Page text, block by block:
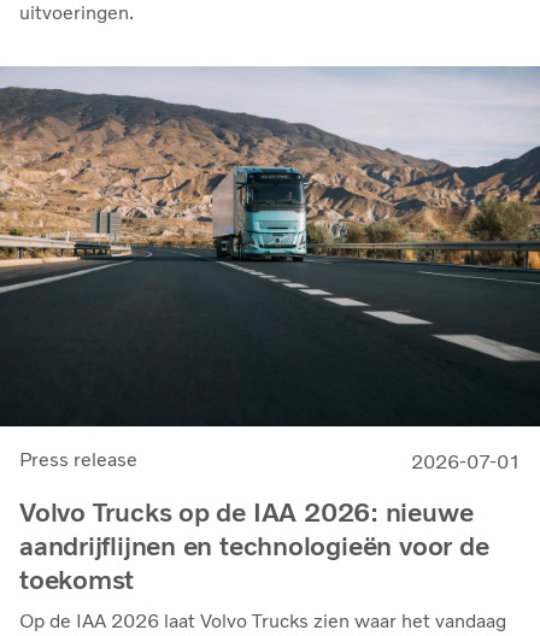
uitvoeringen.
Press release 2026-07-01
Volvo Trucks op de IAA 2026: nieuwe
aandrijflijnen en technologieën voor de
toekomst
Op de IAA 2026 laat Volvo Trucks zien waar het vandaag